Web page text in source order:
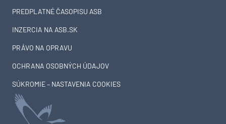
PREDPLATNÉ ČASOPISU ASB
INZERCIA NA ASB.SK
PRÁVO NA OPRAVU
OCHRANA OSOBNÝCH ÚDAJOV
SÚKROMIE – NASTAVENIA COOKIES